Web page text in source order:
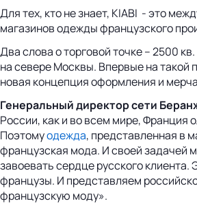
Для тех, кто не знает, KIABI - это
магазинов одежды французского
Два слова о торговой точке – 2500
на севере Москвы. Впервые на такой
новая концепция оформления и
Генеральный директор сети
России, как и во всем мире, Франция
Поэтомуодежда, представленная в
французская мода. И своей задачей
завоевать сердце русского
французы. И представляем
французскую моду».